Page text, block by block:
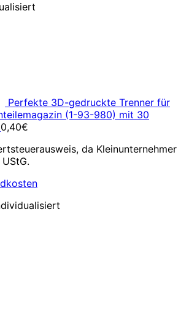
Perfekte 3D-gedruckte Trenner für
(1-93-980) mit 30
0,40€
da Kleinunternehmer